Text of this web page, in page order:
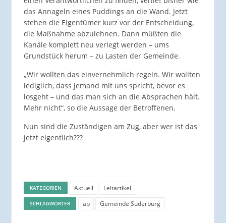
das Annageln eines Puddings an die Wand. Jetzt
stehen die Eigentümer kurz vor der Entscheidung,
die Maßnahme abzulehnen. Dann müßten die
Kanäle komplett neu verlegt werden – ums
Grundstück herum – zu Lasten der Gemeinde.
„Wir wollten das einvernehmlich regeln. Wir wollten
lediglich, dass jemand mit uns spricht, bevor es
losgeht – und das man sich an die Absprachen hält.
Mehr nicht“, so die Aussage der Betroffenen.
Nun sind die Zuständigen am Zug, aber wer ist das
jetzt eigentlich???
KATEGORIEN Aktuell Leitartikel
SCHLAGWÖRTER ap Gemeinde Suderburg